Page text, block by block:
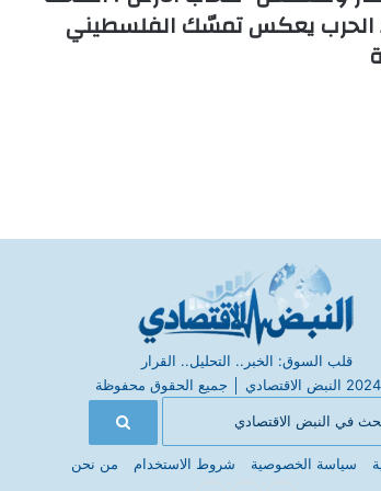
يعكس تمسّك الفلسطيني
قلب السوق: الخبر.. التحليل.. القرار
جميع الحقوق محفوظة
سياسة الخصوصية شروط الاستخدام من نحن